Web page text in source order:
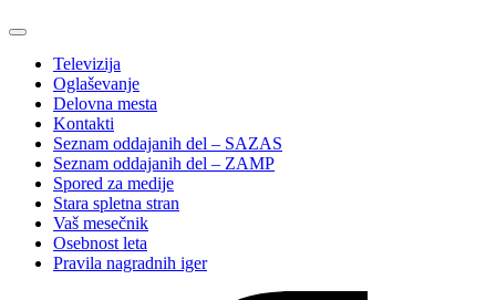
Televizija
Oglaševanje
Delovna mesta
Kontakti
Seznam oddajanih del – SAZAS
Seznam oddajanih del – ZAMP
Spored za medije
Stara spletna stran
Vaš mesečnik
Osebnost leta
Pravila nagradnih iger